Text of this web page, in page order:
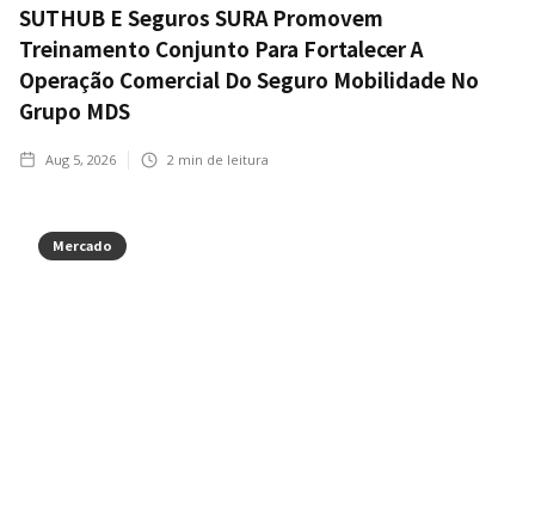
SUTHUB E Seguros SURA Promovem
Treinamento Conjunto Para Fortalecer A
Operação Comercial Do Seguro Mobilidade No
Grupo MDS
Aug 5, 2026 2 min de leitura
Mercado